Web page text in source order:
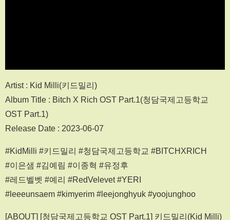
Artist : Kid Milli(키드밀리)
Album Title : Bitch X Rich OST Part.1(청담국제고등학교
OST Part.1)
Release Date : 2023-06-07
#KidMilli #키드밀리 #청담국제고등학교 #BITCHXRICH
#이은샘 #김예림 #이종혁 #유정후
#레드벨벳 #예리 #RedVelevet #YERI
#leeeunsaem #kimyerim #leejonghyuk #yoojunghoo
[ABOUT] [청담국제고등학교 OST Part.1] 키드밀리(Kid Milli)